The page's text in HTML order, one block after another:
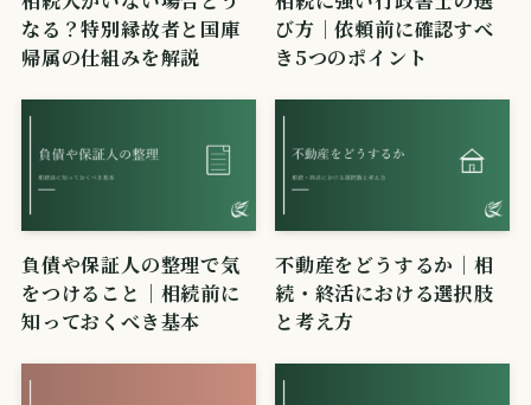
なる？特別縁故者と国庫
帰属の仕組みを解説
び方｜依頼前に確認すべ
き5つのポイント
負債や保証人の整理で気
をつけること｜相続前に
知っておくべき基本
不動産をどうするか｜相
続・終活における選択肢
と考え方